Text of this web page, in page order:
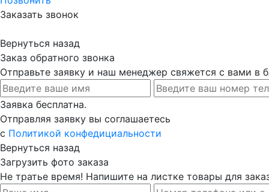
Заказать звонок
Вернуться назад
Заказ обратного звонка
Отправьте заявку и наш менеджер свяжется с вами в
Заявка бесплатна.
Отправляя заявку вы соглашаетесь
с Политикой конфедициальности
Вернуться назад
Загрузить фото заказа
Не тратье время! Напишите на листке товары для